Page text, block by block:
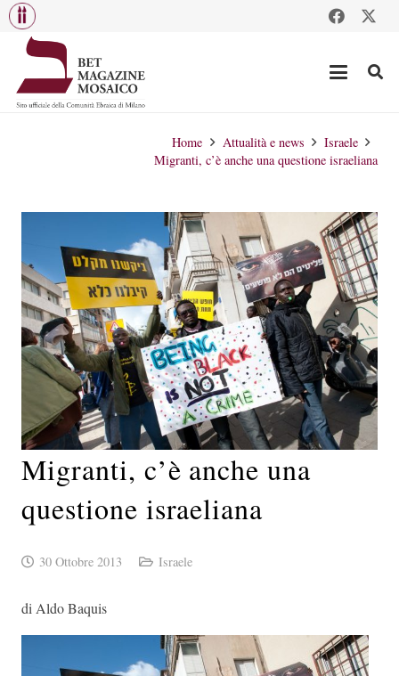
Home Attualità e news
Israele
Migranti, c’è anche una questione israeliana
Migranti, c’è anche una
questione israeliana
30 Ottobre 2013 Israele
di Aldo Baquis